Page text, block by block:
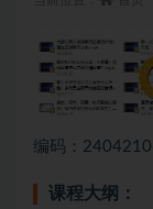
编码：
课程大纲：